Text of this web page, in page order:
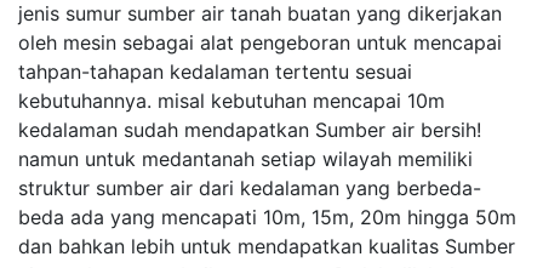
jenis sumur sumber air tanah buatan yang dikerjakan
oleh mesin sebagai alat pengeboran untuk mencapai
tahpan-tahapan kedalaman tertentu sesuai
kebutuhannya. misal kebutuhan mencapai 10m
kedalaman sudah mendapatkan Sumber air bersih!
namun untuk medantanah setiap wilayah memiliki
struktur sumber air dari kedalaman yang berbeda-
beda ada yang mencapati 10m, 15m, 20m hingga 50m
dan bahkan lebih untuk mendapatkan kualitas Sumber